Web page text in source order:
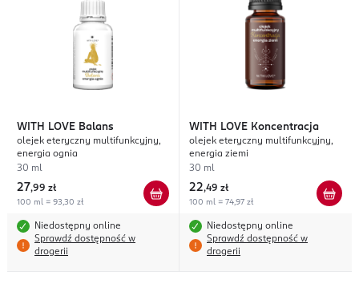
WITH LOVE Balans
olejek eteryczny multifunkcyjny,
energia ognia
30 ml
27,99 zł
100 ml = 93,30 zł
Niedostępny online
Sprawdź dostępność w
drogerii
WITH LOVE Koncentracja
olejek eteryczny multifunkcyjny,
energia ziemi
30 ml
22,49 zł
100 ml = 74,97 zł
Niedostępny online
Sprawdź dostępność w
drogerii